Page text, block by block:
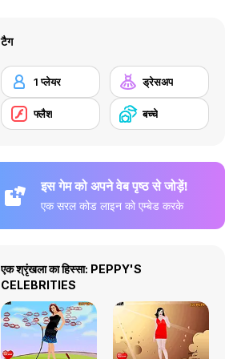
टैग
1 प्लेयर ड्रेसअप
फ्लैश बच्चे
इस गेम को अपने वेब पृष्ठ से जोड़ें!
एक सरल कोड लाइन को एम्बेड करके
एक श्रृंखला का हिस्सा: PEPPY'S
CELEBRITIES